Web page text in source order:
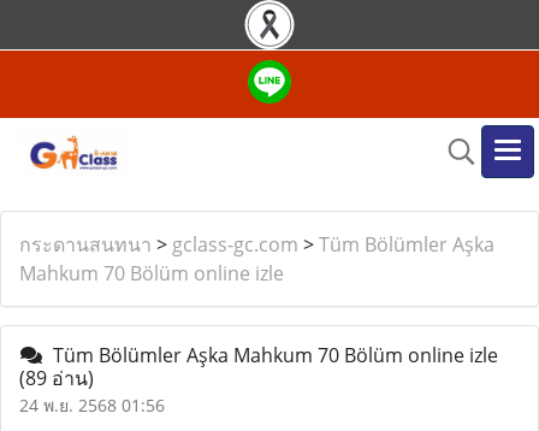
กระดานสนทนา > gclass-gc.com >Tüm Bölümler Aşka
Mahkum 70 Bölüm online izle
Tüm Bölümler Aşka Mahkum 70 Bölüm online izle
(89 อ่าน)
24 พ.ย. 2568 01:56